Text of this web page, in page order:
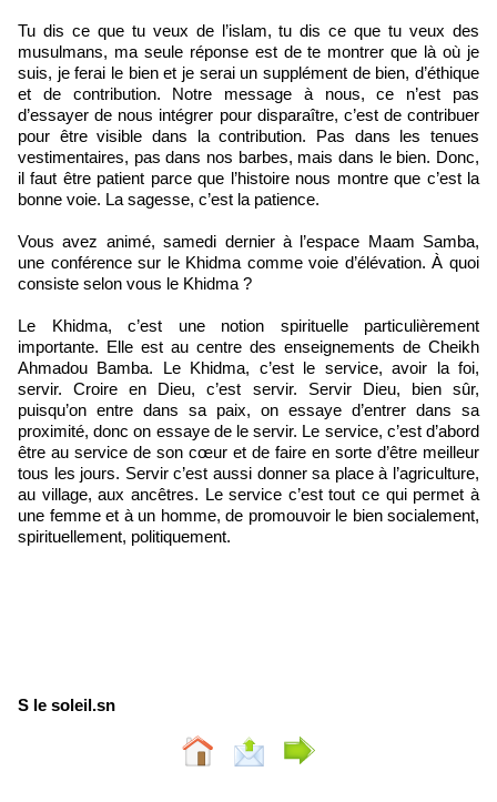
Tu dis ce que tu veux de l’islam, tu dis ce que tu veux des
musulmans, ma seule réponse est de te montrer que là où je
suis, je ferai le bien et je serai un supplément de bien, d’éthique
et de contribution. Notre message à nous, ce n’est pas
d’essayer de nous intégrer pour disparaître, c’est de contribuer
pour être visible dans la contribution. Pas dans les tenues
vestimentaires, pas dans nos barbes, mais dans le bien. Donc,
il faut être patient parce que l’histoire nous montre que c’est la
bonne voie. La sagesse, c’est la patience.
Vous avez animé, samedi dernier à l’espace Maam Samba,
une conférence sur le Khidma comme voie d’élévation. À quoi
consiste selon vous le Khidma ?
Le Khidma, c’est une notion spirituelle particulièrement
importante. Elle est au centre des enseignements de Cheikh
Ahmadou Bamba. Le Khidma, c’est le service, avoir la foi,
servir. Croire en Dieu, c’est servir. Servir Dieu, bien sûr,
puisqu’on entre dans sa paix, on essaye d’entrer dans sa
proximité, donc on essaye de le servir. Le service, c’est d’abord
être au service de son cœur et de faire en sorte d’être meilleur
tous les jours. Servir c’est aussi donner sa place à l’agriculture,
au village, aux ancêtres. Le service c’est tout ce qui permet à
une femme et à un homme, de promouvoir le bien socialement,
spirituellement, politiquement.
S le soleil.sn